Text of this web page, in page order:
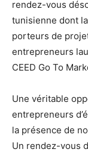
rendez-vous
tunisienne dont
porteurs de
entrepreneurs
CEED Go To
Une véritable
entrepreneurs
la présence de
Un rendez-vous